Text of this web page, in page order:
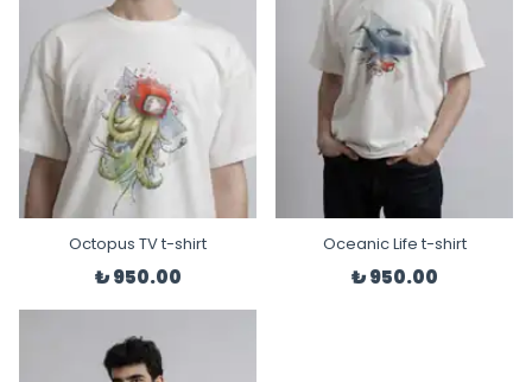
Octopus TV t-shirt
₺ 950.00
Oceanic Life t-shirt
₺ 950.00